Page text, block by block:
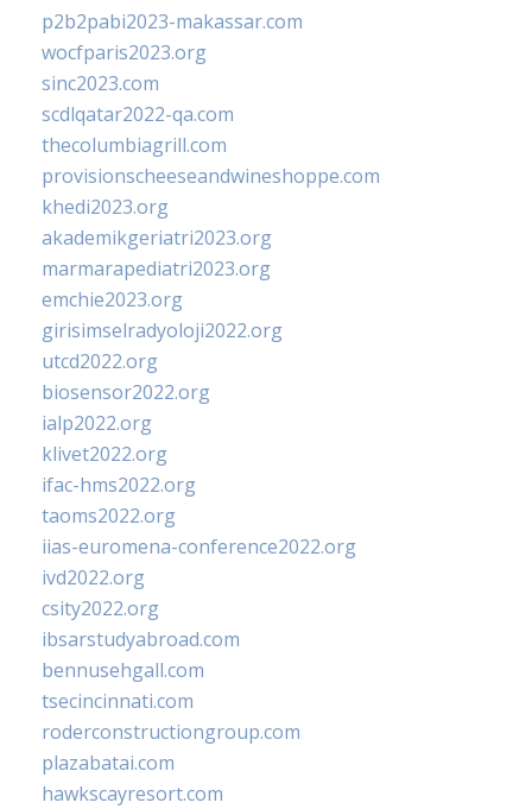
p2b2pabi2023-makassar.com
wocfparis2023.org
sinc2023.com
scdlqatar2022-qa.com
thecolumbiagrill.com
provisionscheeseandwineshoppe.com
khedi2023.org
akademikgeriatri2023.org
marmarapediatri2023.org
emchie2023.org
girisimselradyoloji2022.org
utcd2022.org
biosensor2022.org
ialp2022.org
klivet2022.org
ifac-hms2022.org
taoms2022.org
iias-euromena-conference2022.org
ivd2022.org
csity2022.org
ibsarstudyabroad.com
bennusehgall.com
tsecincinnati.com
roderconstructiongroup.com
plazabatai.com
hawkscayresort.com